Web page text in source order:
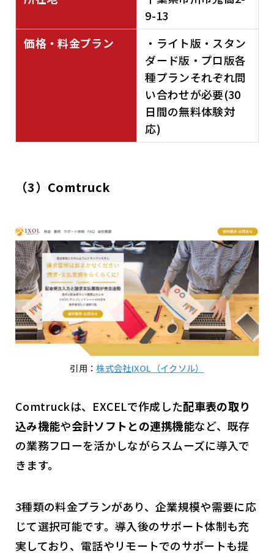
9-13
価格・料金プラン
・ライト版・スタン
ダード版・プロ版各
種プランそれぞれ問
い合わせが必要(30
日間の無料体験対
応)
（3）Comtruck
引用：株式会社IXOL（イクソル）
Comtruckは、EXCELで作成した配車表の取り
込み機能や会計ソフトとの連携機能など、既存
の業務フローを活かしながらスムーズに導入で
きます。
3種類の料金プランがあり、企業規模や需要に応
じて選択可能です。導入後のサポート体制も充
実しており、電話やリモートでのサポートも提